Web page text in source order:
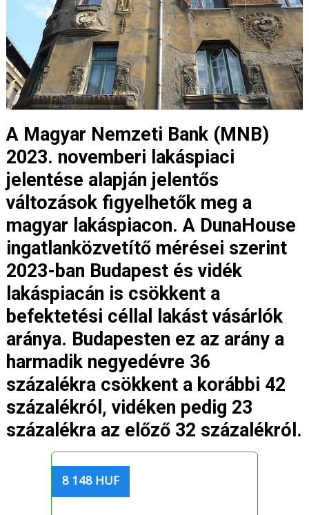
A Magyar Nemzeti Bank (MNB)
2023. novemberi lakáspiaci
jelentése alapján jelentős
változások figyelhetők meg a
magyar lakáspiacon. A DunaHouse
ingatlanközvetítő mérései szerint
2023-ban Budapest és vidék
lakáspiacán is csökkent a
befektetési céllal lakást vásárlók
aránya. Budapesten ez az arány a
harmadik negyedévre 36
százalékra csökkent a korábbi 42
százalékról, vidéken pedig 23
százalékra az előző 32 százalékról.
8 148 HUF